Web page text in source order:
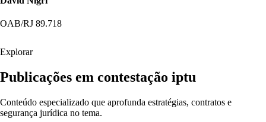
OAB/RJ 89.718
Explorar
Publicações em contestação iptu
Conteúdo especializado que aprofunda estratégias, contratos e
segurança jurídica no tema.